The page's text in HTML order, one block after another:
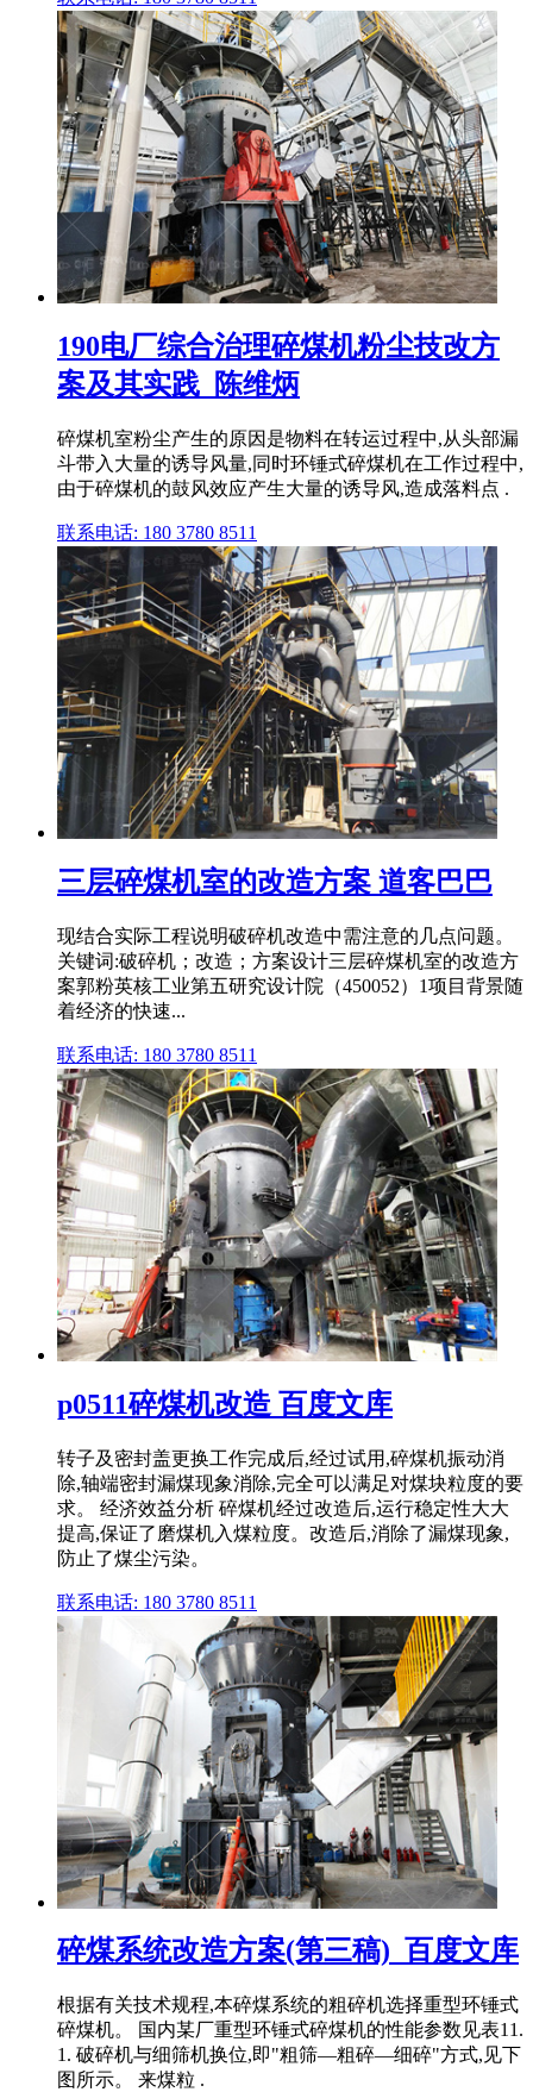
190电厂综合治理碎煤机粉尘技改方
案及其实践_陈维炳
碎煤机室粉尘产生的原因是物料在转运过程中,从头部漏
斗带入大量的诱导风量,同时环锤式碎煤机在工作过程中,
由于碎煤机的鼓风效应产生大量的诱导风,造成落料点 .
联系电话: 180 3780 8511
三层碎煤机室的改造方案 道客巴巴
现结合实际工程说明破碎机改造中需注意的几点问题。
关键词:破碎机；改造；方案设计三层碎煤机室的改造方
案郭粉英核工业第五研究设计院（450052）1项目背景随
着经济的快速...
联系电话: 180 3780 8511
p0511碎煤机改造 百度文库
转子及密封盖更换工作完成后,经过试用,碎煤机振动消
除,轴端密封漏煤现象消除,完全可以满足对煤块粒度的要
求。 经济效益分析 碎煤机经过改造后,运行稳定性大大
提高,保证了磨煤机入煤粒度。改造后,消除了漏煤现象,
防止了煤尘污染。
联系电话: 180 3780 8511
碎煤系统改造方案(第三稿)_百度文库
根据有关技术规程,本碎煤系统的粗碎机选择重型环锤式
碎煤机。 国内某厂重型环锤式碎煤机的性能参数见表11.
1. 破碎机与细筛机换位,即"粗筛—粗碎—细碎"方式,见下
图所示。 来煤粒 .